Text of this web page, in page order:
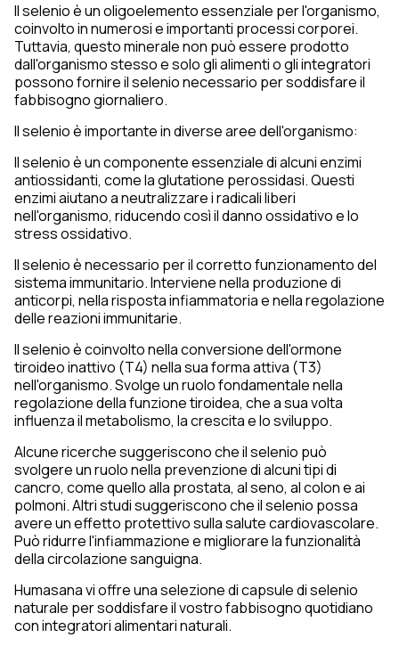
Il selenio è un oligoelemento essenziale per l'organismo,
coinvolto in numerosi e importanti processi corporei.
Tuttavia, questo minerale non può essere prodotto
dall'organismo stesso e solo gli alimenti o gli integratori
possono fornire il selenio necessario per soddisfare il
fabbisogno giornaliero.
Il selenio è importante in diverse aree dell'organismo:
Il selenio è un componente essenziale di alcuni enzimi
antiossidanti, come la glutatione perossidasi. Questi
enzimi aiutano a neutralizzare i radicali liberi
nell'organismo, riducendo così il danno ossidativo e lo
stress ossidativo.
Il selenio è necessario per il corretto funzionamento del
sistema immunitario. Interviene nella produzione di
anticorpi, nella risposta infiammatoria e nella regolazione
delle reazioni immunitarie.
Il selenio è coinvolto nella conversione dell'ormone
tiroideo inattivo (T4) nella sua forma attiva (T3)
nell'organismo. Svolge un ruolo fondamentale nella
regolazione della funzione tiroidea, che a sua volta
influenza il metabolismo, la crescita e lo sviluppo.
Alcune ricerche suggeriscono che il selenio può
svolgere un ruolo nella prevenzione di alcuni tipi di
cancro, come quello alla prostata, al seno, al colon e ai
polmoni. Altri studi suggeriscono che il selenio possa
avere un effetto protettivo sulla salute cardiovascolare.
Può ridurre l'infiammazione e migliorare la funzionalità
della circolazione sanguigna.
Humasana vi offre una selezione di capsule di selenio
naturale per soddisfare il vostro fabbisogno quotidiano
con integratori alimentari naturali.